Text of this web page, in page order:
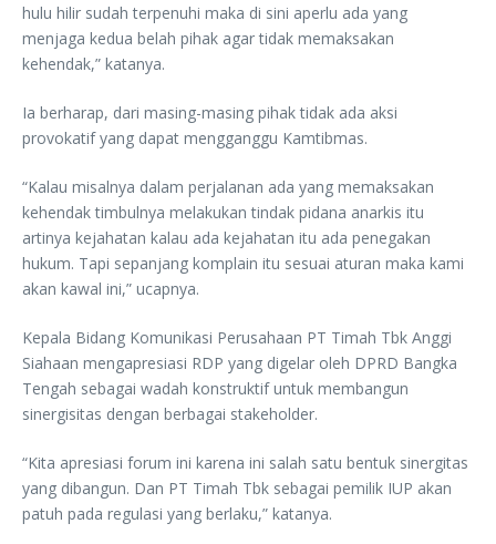
hulu hilir sudah terpenuhi maka di sini aperlu ada yang
menjaga kedua belah pihak agar tidak memaksakan
kehendak,” katanya.
Ia berharap, dari masing-masing pihak tidak ada aksi
provokatif yang dapat mengganggu Kamtibmas.
“Kalau misalnya dalam perjalanan ada yang memaksakan
kehendak timbulnya melakukan tindak pidana anarkis itu
artinya kejahatan kalau ada kejahatan itu ada penegakan
hukum. Tapi sepanjang komplain itu sesuai aturan maka kami
akan kawal ini,” ucapnya.
Kepala Bidang Komunikasi Perusahaan PT Timah Tbk Anggi
Siahaan mengapresiasi RDP yang digelar oleh DPRD Bangka
Tengah sebagai wadah konstruktif untuk membangun
sinergisitas dengan berbagai stakeholder.
“Kita apresiasi forum ini karena ini salah satu bentuk sinergitas
yang dibangun. Dan PT Timah Tbk sebagai pemilik IUP akan
patuh pada regulasi yang berlaku,” katanya.